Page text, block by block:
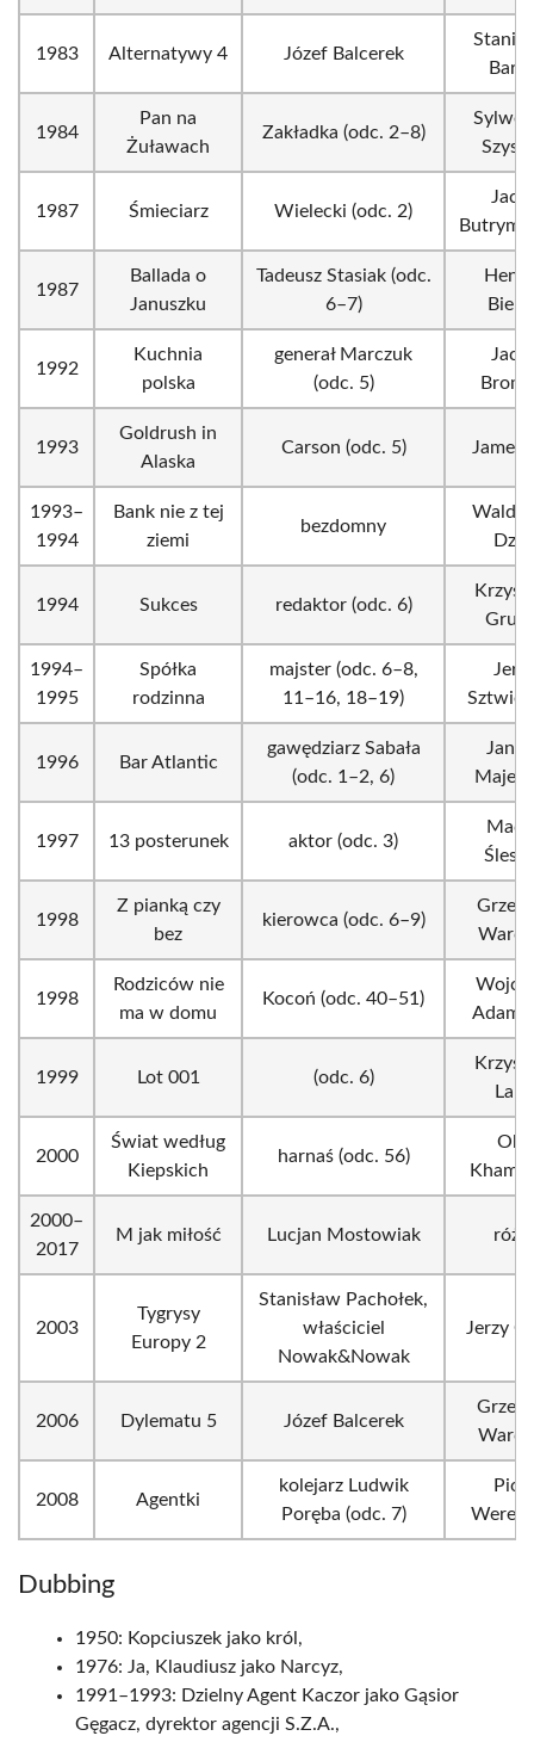
1983 Alternatywy 4 Józef Balcerek
1984
Pan na
Żuławach
Zakładka (odc. 2–8)
1987 Śmieciarz Wielecki (odc. 2)
1987
Ballada o
Januszku
Tadeusz Stasiak (odc.
6–7)
1992
Kuchnia
polska
generał Marczuk
(odc. 5)
1993
Goldrush in
Alaska
Carson (odc. 5) James
1993–
1994
Bank nie z tej
ziemi
bezdomny
Dziki
1994 Sukces redaktor (odc. 6)
1994–
1995
Spółka
rodzinna
majster (odc. 6–8,
11–16, 18–19)
1996 Bar Atlantic
gawędziarz Sabała
(odc. 1–2, 6)
1997 13 posterunek aktor (odc. 3)
1998
Z pianką czy
bez
kierowca (odc. 6–9)
1998
Rodziców nie
ma w domu
Kocoń (odc. 40–51)
1999 Lot 001 (odc. 6)
Lang
2000
Świat według
Kiepskich
harnaś (odc. 56)
Okił
2000–
2017
M jak miłość Lucjan Mostowiak różni
2003
Tygrysy
Europy 2
Stanisław Pachołek,
właściciel
Nowak&Nowak
Jerzy
2006 Dylematu 5 Józef Balcerek
2008 Agentki
kolejarz Ludwik
Poręba (odc. 7)
Piotr
Dubbing
1950: Kopciuszek jako król,
1976: Ja, Klaudiusz jako Narcyz,
1991–1993: Dzielny Agent Kaczor jako Gąsior
Gęgacz, dyrektor agencji S.Z.A.,